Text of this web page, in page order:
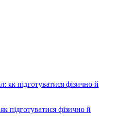
підготуватися фізично й